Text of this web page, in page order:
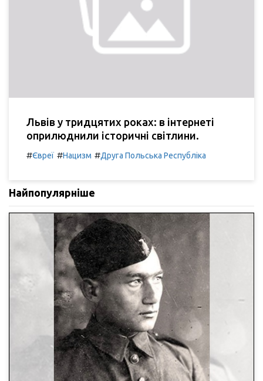
Львів у тридцятих роках: в інтернеті
оприлюднили історичні світлини.
#Євреї #Нацизм #Друга Польська Республіка
Найпопулярніше